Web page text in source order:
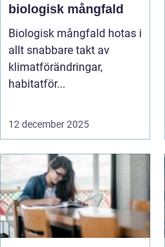
biologisk mångfald
Biologisk mångfald hotas i
allt snabbare takt av
klimatförändringar,
habitatför...
12 december 2025